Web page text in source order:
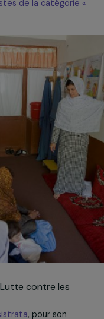
le contexte
restent plongées et
une éducation de
les risques ! » a-t-
de la